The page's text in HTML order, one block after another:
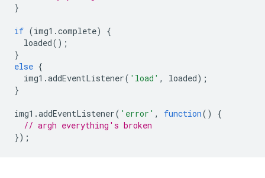
}
if (img1 .complete)
{
loaded();
}
else {
img1 .addEventListener( 'load' , loaded);
}
img1 .addEventListener( 'error' , function()
{
// argh everything's broken
});